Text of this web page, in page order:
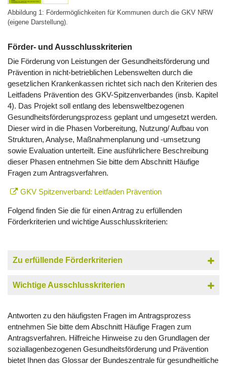
Abbildung 1: Fördermöglichkeiten für Kommunen durch die GKV NRW
(eigene Darstellung).
Förder- und Ausschlusskriterien
Die Förderung von Leistungen der Gesundheitsförderung und
Prävention in nicht-betrieblichen Lebenswelten durch die
gesetzlichen Krankenkassen richtet sich nach den Kriterien des
Leitfadens Prävention des GKV-Spitzenverbandes (insb. Kapitel
4). Das Projekt soll entlang des lebensweltbezogenen
Gesundheitsförderungsprozess geplant und umgesetzt werden.
Dieser wird in die Phasen Vorbereitung, Nutzung/ Aufbau von
Strukturen, Analyse, Maßnahmenplanung und -umsetzung
sowie Evaluation unterteilt. Eine ausführlichere Beschreibung
dieser Phasen entnehmen Sie bitte dem Abschnitt Häufige
Fragen zum Antragsverfahren.
GKV Spitzenverband: Leitfaden Prävention
Folgend finden Sie die für einen Antrag zu erfüllenden
Förderkriterien und wichtige Ausschlusskriterien:
Zu erfüllende Förderkriterien
Wichtige Ausschlusskriterien
Antworten zu den häufigsten Fragen im Antragsprozess
entnehmen Sie bitte dem Abschnitt Häufige Fragen zum
Antragsverfahren. Hilfreiche Hinweise zu den Grundlagen der
soziallagenbezogenen Gesundheitsförderung und Prävention
bietet Ihnen das Glossar der Bundeszentrale für gesundheitliche